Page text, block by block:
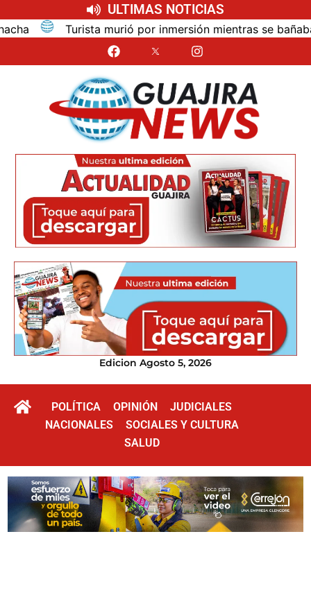
ULTIMAS NOTICIAS
por inmersión mientras se bañaba en el mar de las
Edicion Agosto 5, 2026
POLÍTICA OPINIÓN
JUDICIALES
NACIONALES
SOCIALES Y CULTURA
SALUD